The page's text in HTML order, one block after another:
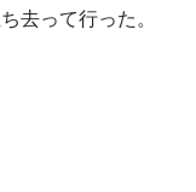
去って行った。